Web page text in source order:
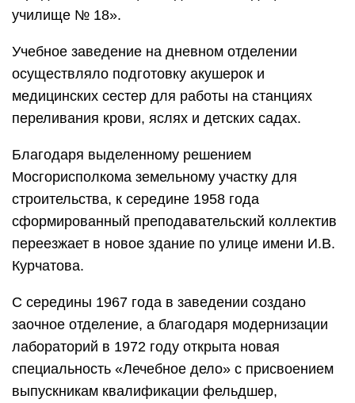
Курчатова.
С середины 1967 года в заведении создано
заочное отделение, а благодаря модернизации
лабораторий в 1972 году открыта новая
специальность «Лечебное дело» с присвоением
позволяющей работать на скорой помощи и в
подразделениях пожарной охраны МВД СССР.
Полученная репутация позволила заведению
преодолеть переходной период девяностых, и
по распоряжению Департамента
учреждение было переименовано в
«Медицинский колледж № 4».
В связи с оптимизацией численности ССУЗов, с
середины 2015 года по приказу Министерства